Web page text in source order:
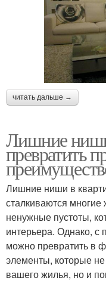
читать дальше →
Лишние
превратить
Лишние ниши в
сталкиваются многие
ненужные пустоты,
интерьера. Однако,
можно превратить в
элементы, которые
вашего жилья, но и